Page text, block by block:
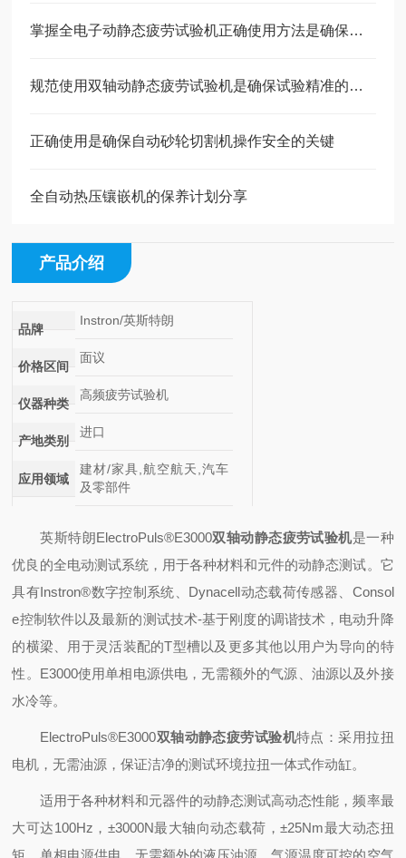
掌握全电子动静态疲劳试验机正确使用方法是确保测试数据准确性的关键
规范使用双轴动静态疲劳试验机是确保试验精准的前提
正确使用是确保自动砂轮切割机操作安全的关键
全自动热压镶嵌机的保养计划分享
产品介绍
品牌
Instron/英斯特朗
价格区间
面议
仪器种类
高频疲劳试验机
产地类别
进口
应用领域
建材/家具,航空航天,汽车
及零部件
英斯特朗ElectroPuls®E3000双轴动静态疲劳试验机是一种
优良的全电动测试系统，用于各种材料和元件的动静态测试。它
具有Instron®数字控制系统、Dynacell动态载荷传感器、Consol
e控制软件以及最新的测试技术-基于刚度的调谐技术，电动升降
的横梁、用于灵活装配的T型槽以及更多其他以用户为导向的特
性。E3000使用单相电源供电，无需额外的气源、油源以及外接
水冷等。
ElectroPuls®E3000双轴动静态疲劳试验机特点：采用拉扭
电机，无需油源，保证洁净的测试环境拉扭一体式作动缸。
适用于各种材料和元器件的动静态测试高动态性能，频率最
大可达100Hz，±3000N最大轴向动态载荷，±25Nm最大动态扭
矩。单相电源供电，无需额外的液压油源、气源温度可控的空气